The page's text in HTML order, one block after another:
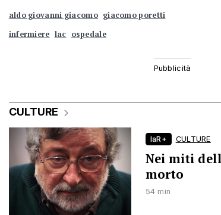
aldo giovanni giacomo giacomo poretti
infermiere lac ospedale
CULTURE
laR+ CULTURE
Nei miti
morto
54 min